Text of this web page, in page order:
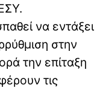
να εντάξει
στην
την επίταξη
τις